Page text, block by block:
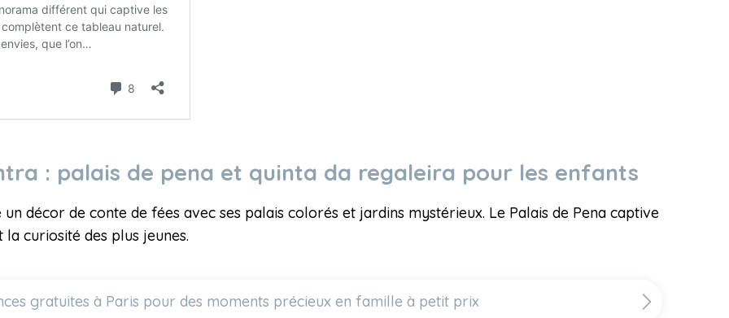
: palais de pena et quinta da regaleira pour les enfants
décor de conte de fées avec ses palais colorés et jardins mystérieux. Le Palais de Pena captive
curiosité des plus jeunes.
gratuites à Paris pour des moments précieux en famille à petit prix